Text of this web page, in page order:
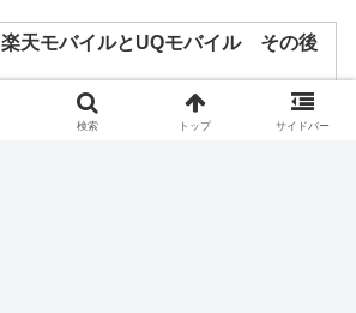
楽天モバイルとUQモバイル その後
検索 トップ サイドバー